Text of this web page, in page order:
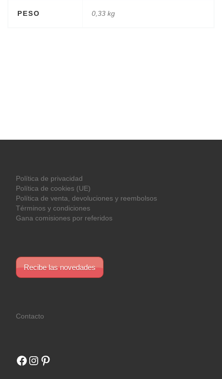
PESO 0,33 kg
Política de privacidad
Política de cookies (UE)
Política de venta, devoluciones y reembolsos
Términos y condiciones
Gana comisiones por referidos
Recibe las novedades
Contacto
Facebook
Instagram
Pinterest